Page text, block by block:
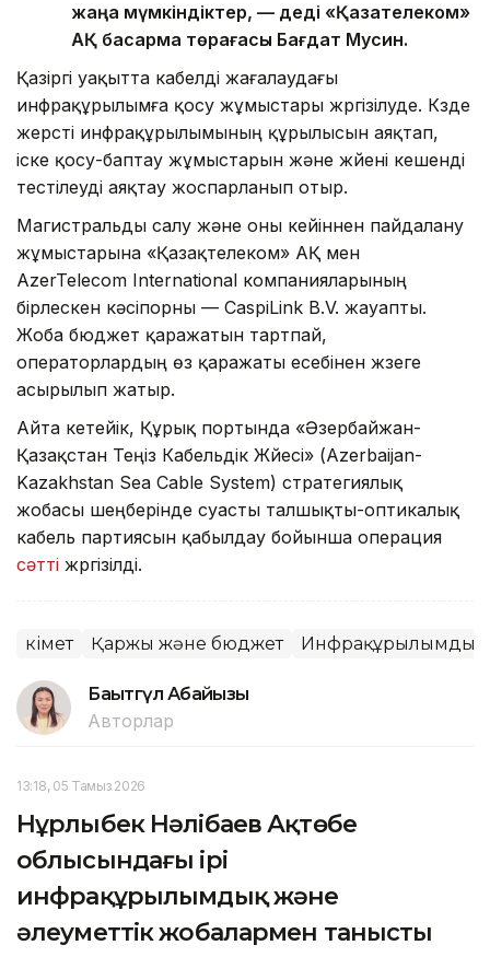
жаңа мүмкіндіктер, — деді «Қазақтелеком»
АҚ басқарма төрағасы Бағдат Мусин.
Қазіргі уақытта кабелді жағалаудағы
инфрақұрылымға қосу жұмыстары жүргізілуде. Күзде
жерүсті инфрақұрылымының құрылысын аяқтап,
іске қосу-баптау жұмыстарын және жүйені кешенді
тестілеуді аяқтау жоспарланып отыр.
Магистральды салу және оны кейіннен пайдалану
жұмыстарына «Қазақтелеком» АҚ мен
AzerTelecom International компанияларының
бірлескен кәсіпорны — CaspiLink B.V. жауапты.
Жоба бюджет қаражатын тартпай,
операторлардың өз қаражаты есебінен жүзеге
асырылып жатыр.
Айта кетейік, Құрық портында «Әзербайжан-
Қазақстан Теңіз Кабельдік Жүйесі» (Azerbaijan-
Kazakhstan Sea Cable System) стратегиялық
жобасы шеңберінде суасты талшықты-оптикалық
кабель партиясын қабылдау бойынша операция
сәтті жүргізілді.
Үкімет Қаржы және бюджет Инфрақұрылымдық
Бақытгүл Абайқызы
Авторлар
13:18, 05 Тамыз 2026
Нұрлыбек Нәлібаев Ақтөбе
облысындағы ірі
инфрақұрылымдық және
әлеуметтік жобалармен танысты